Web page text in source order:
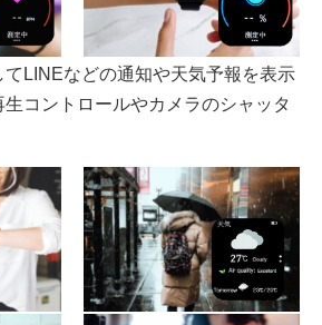
LINEなどの通知や天気予報を表示
コントロールやカメラのシャッタ